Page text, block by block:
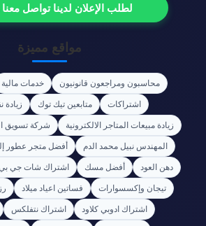
لطلب الإعلان لدينا تواصل
مواقع مميزة
محاسبون ومراجعون قانونيون خدمات مالية
اشتراكات
متابعين تيك توك
زيادة مبيعات المتاجر الالكترونية
شركة تسويق
المهندس نبيل محمد الدم
أفضل متجر عطور
دهن العود
أفضل مسك اشتراك شات جي
تيجان وإكسسوارات
فساتين اعياد ميلاد
اشتراك ادوبي كلاود
اشتراك نتفلكس